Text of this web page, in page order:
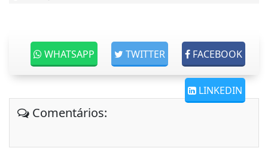
FACEBOOK
TWITTER
WHATSAPP
LINKEDIN
Comentários: